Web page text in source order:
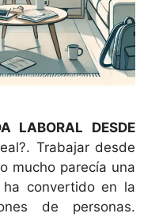
LABORAL DESDE
Trabajar desde
mucho parecía una
convertido en la
de personas.